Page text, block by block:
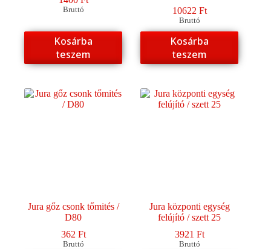
Bruttó
Kosárba
teszem
10622 Ft
Bruttó
Kosárba
teszem
Jura gőz csonk tőmités /
D80
362 Ft
Bruttó
Jura központi egység
felújító / szett 25
3921 Ft
Bruttó